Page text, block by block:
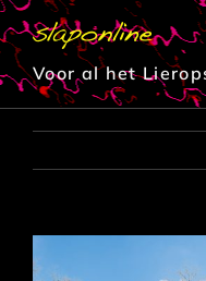
Ga
naar
inhoud
Voor al het